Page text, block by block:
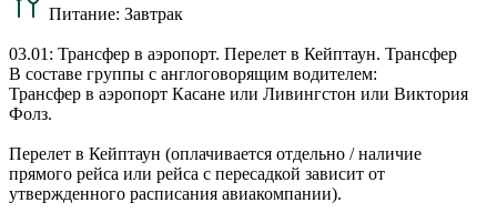
Питание: Завтрак
03.01: Трансфер в аэропорт. Перелет в Кейптаун. Трансфер
В составе группы с англоговорящим водителем:
Трансфер в аэропорт Касане или Ливингстон или Виктория
Фолз.
Перелет в Кейптаун (оплачивается отдельно / наличие
прямого рейса или рейса с пересадкой зависит от
утвержденного расписания авиакомпании).